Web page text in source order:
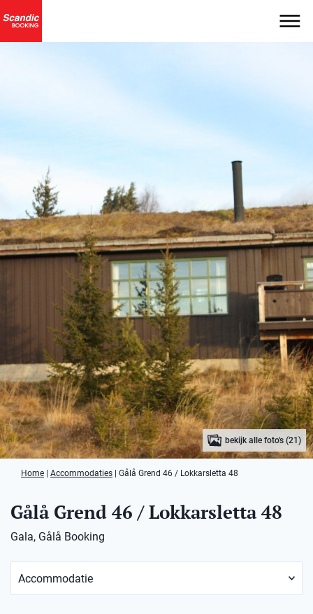
bekijk alle foto's (21)
Home Accommodaties Gålå Grend 46 / Lokkarsletta 48
Gålå Grend 46 / Lokkarsletta 48
Gala, Gålå Booking